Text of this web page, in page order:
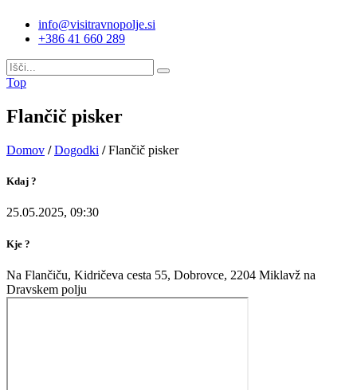
info@visitravnopolje.si
+386 41 660 289
Top
Flančič pisker
Domov / Dogodki / Flančič pisker
Kdaj ?
25.05.2025, 09:30
Kje ?
Na Flančiču, Kidričeva cesta 55, Dobrovce, 2204 Miklavž na
Dravskem polju